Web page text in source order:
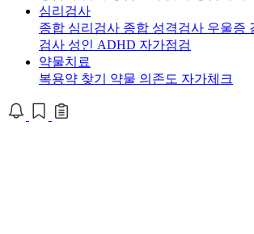
심리검사
종합 심리검사 종합 성격검사 우울증
검사 성인 ADHD 자가점검
약물치료
복용약 찾기 약물 의존도 자가체크